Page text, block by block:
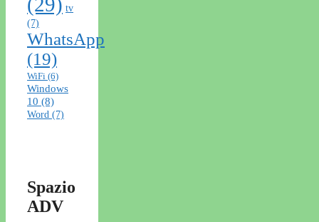
tv
(7)
WhatsApp
(19)
WiFi (6)
Windows
10 (8)
Word (7)
Spazio
ADV